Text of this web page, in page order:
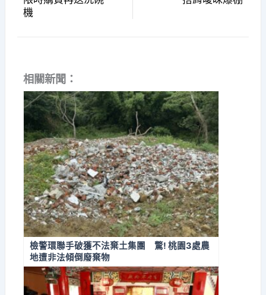
機
相關新聞：
檢警環聯手破獲不法棄土集團 驚! 桃園3處農
地遭非法傾倒廢棄物